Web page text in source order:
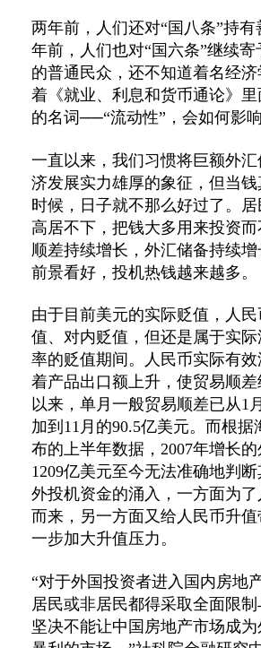
两年前，人们还对“国八条”持
年前，人们也对“国六条”继续
的普通民众，还不知道着名经
着《就业、利息和货币通论》
的名词──“流动性”，会如何影响
一直以来，我们习惯将巨额外
济发展实力雄厚的象征，但当
时候，日子就不那么好过了。
高居不下，把钱大多用来投资
顺差持续增长，外汇储备持续
前景看好，投机热钱越来越多。
由于目前美元的实际贬值，人
值、对内贬值，但还是属于实
率的贬值期间。人民币实际有
着产品出口额上升，使贸易顺
以来，单月一般贸易顺差已从1
加到11月的90.5亿美元。而根
布的上半年数据，2007年增长
1209亿美元至今无法准确地判
外投机资金的涌入，一方面为
而来，另一方面又给人民币升
一步加大升值压力。
“对于外国投资者进入国内房地
居民或非居民都得采取全面限制
坚决不能让中国房地产市场成